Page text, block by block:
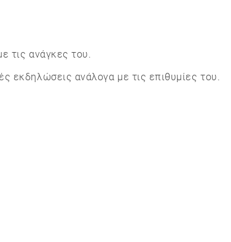
τις ανάγκες του.
εκδηλώσεις ανάλογα με τις επιθυμίες του.